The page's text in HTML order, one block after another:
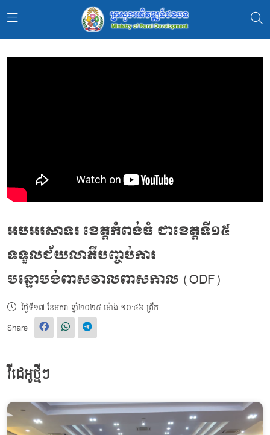
អបអរសាទរ ខេត្តកំពង់ធំ ជាខេត្តទី១៥
ទទួលជ័យលាភីបញ្ចប់ការ
បន្ទោបង់ពាសវាលពាសកាល (ODF)
ថ្ងៃទី១៧ ខែមករា ឆ្នាំ២០២៥ ម៉ោង ១០:៤៦ ព្រឹក
Share
វីដេអូថ្មីៗ